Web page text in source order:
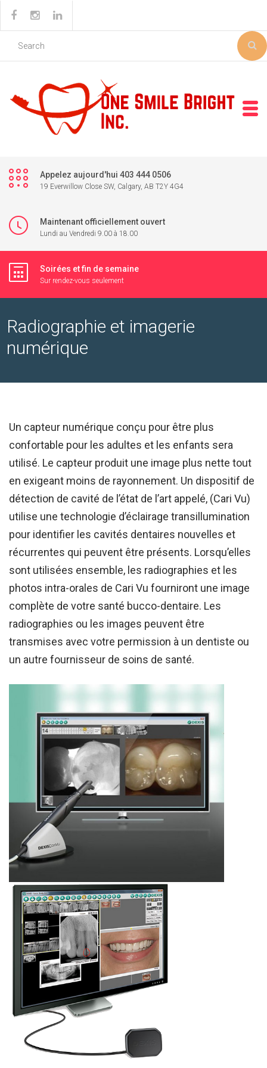
Appelez aujourd'hui 403 444 0506
19 Everwillow Close SW, Calgary, AB T2Y 4G4
Maintenant officiellement ouvert
Lundi au Vendredi 9.00 à 18.00
Soirées et fin de semaine
Sur rendez-vous seulement
Radiographie et imagerie
numérique
Un capteur numérique conçu pour être plus
confortable pour les adultes et les enfants sera
utilisé. Le capteur produit une image plus nette tout
en exigeant moins de rayonnement. Un dispositif de
détection de cavité de l’état de l’art appelé, (Cari Vu)
utilise une technologie d’éclairage transillumination
pour identifier les cavités dentaires nouvelles et
récurrentes qui peuvent être présents. Lorsqu’elles
sont utilisées ensemble, les radiographies et les
photos intra-orales de Cari Vu fourniront une image
complète de votre santé bucco-dentaire. Les
radiographies ou les images peuvent être
transmises avec votre permission à un dentiste ou
un autre fournisseur de soins de santé.